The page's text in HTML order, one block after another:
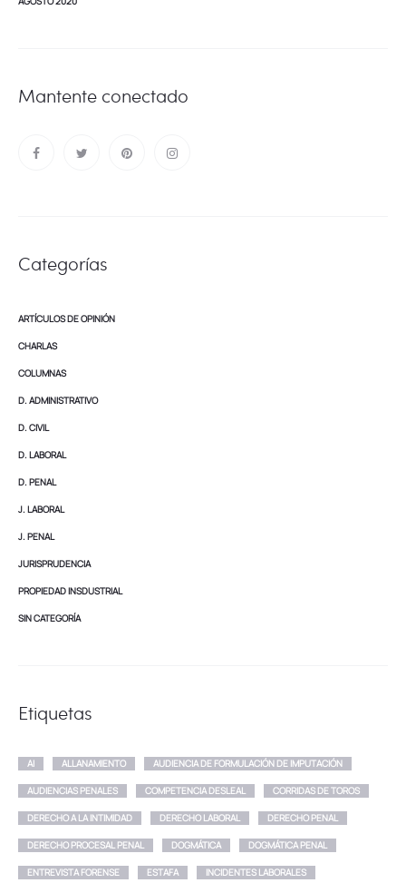
Mantente conectado
Categorías
ARTÍCULOS DE OPINIÓN
CHARLAS
COLUMNAS
D. ADMINISTRATIVO
D. CIVIL
D. LABORAL
D. PENAL
J. LABORAL
J. PENAL
JURISPRUDENCIA
PROPIEDAD INSDUSTRIAL
SIN CATEGORÍA
Etiquetas
AI ALLANAMIENTO AUDIENCIA DE FORMULACIÓN DE IMPUTACIÓN
AUDIENCIAS PENALES COMPETENCIA DESLEAL CORRIDAS DE TOROS
DERECHO A LA INTIMIDAD DERECHO LABORAL DERECHO PENAL
DERECHO PROCESAL PENAL DOGMÁTICA DOGMÁTICA PENAL
ENTREVISTA FORENSE ESTAFA INCIDENTES LABORALES